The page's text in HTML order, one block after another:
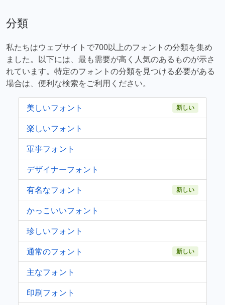
分類
私たちはウェブサイトで700以上のフォントの分類を集め
ました。以下には、最も需要が高く人気のあるものが示さ
れています。特定のフォントの分類を見つける必要がある
場合は、便利な検索をご利用ください。
美しいフォント 新しい
楽しいフォント
軍事フォント
デザイナーフォント
有名なフォント
新しい
かっこいいフォント
珍しいフォント
通常のフォント
新しい
主なフォント
印刷フォント